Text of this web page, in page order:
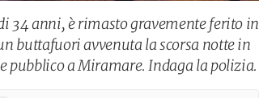
34 anni, è rimasto gravemente ferito in
buttafuori avvenuta la scorsa notte in
pubblico a Miramare. Indaga la polizia.